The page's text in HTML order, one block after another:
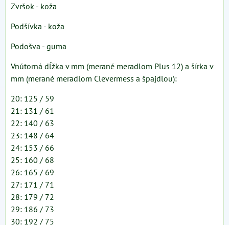
Zvršok - koža
Podšívka - koža
Podošva - guma
Vnútorná dĺžka v mm (merané meradlom Plus 12) a šírka v
mm (merané meradlom Clevermess a špajdlou):
20: 125 / 59
21: 131 / 61
22: 140 / 63
23: 148 / 64
24: 153 / 66
25: 160 / 68
26: 165 / 69
27: 171 / 71
28: 179 / 72
29: 186 / 73
30: 192 / 75